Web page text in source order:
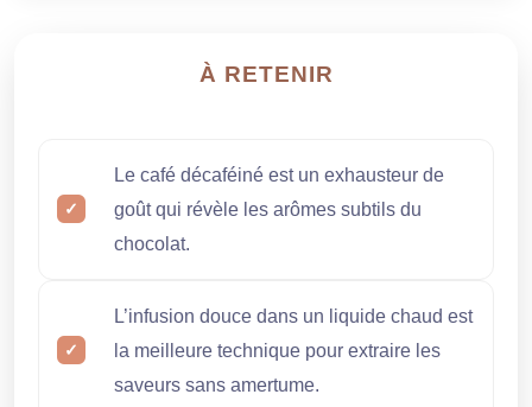
À RETENIR
Le café décaféiné est un exhausteur de
goût qui révèle les arômes subtils du
chocolat.
L’infusion douce dans un liquide chaud est
la meilleure technique pour extraire les
saveurs sans amertume.